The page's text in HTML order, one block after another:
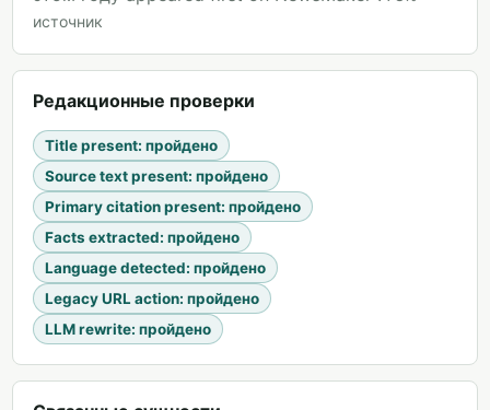
источник
Редакционные проверки
Title present: пройдено
Source text present: пройдено
Primary citation present: пройдено
Facts extracted: пройдено
Language detected: пройдено
Legacy URL action: пройдено
LLM rewrite: пройдено